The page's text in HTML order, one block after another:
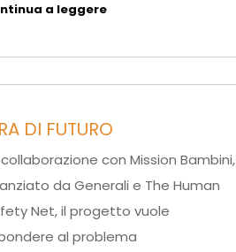
a leggere
DI FUTURO
con Mission Bambini,
da Generali e The Human
Net, il progetto vuole
al problema